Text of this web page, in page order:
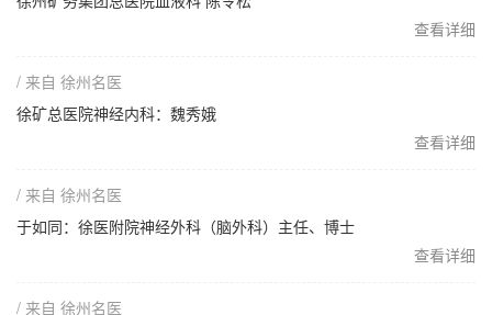
查看详细
/ 来自 徐州名医
徐矿总医院神经内科：魏秀娥
查看详细
/ 来自 徐州名医
于如同：徐医附院神经外科（脑外科）主任、博士
查看详细
/ 来自 徐州名医